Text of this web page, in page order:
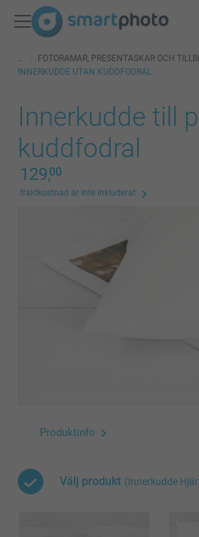
FOTORAMAR, PRESENTASKAR OCH
INNERKUDDE UTAN KUDDFODRAL
Innerkudde till
kuddfodral
129,00
fraktkostnad är inte inkluderat
Produktinfo
Välj produkt (Innerkudde